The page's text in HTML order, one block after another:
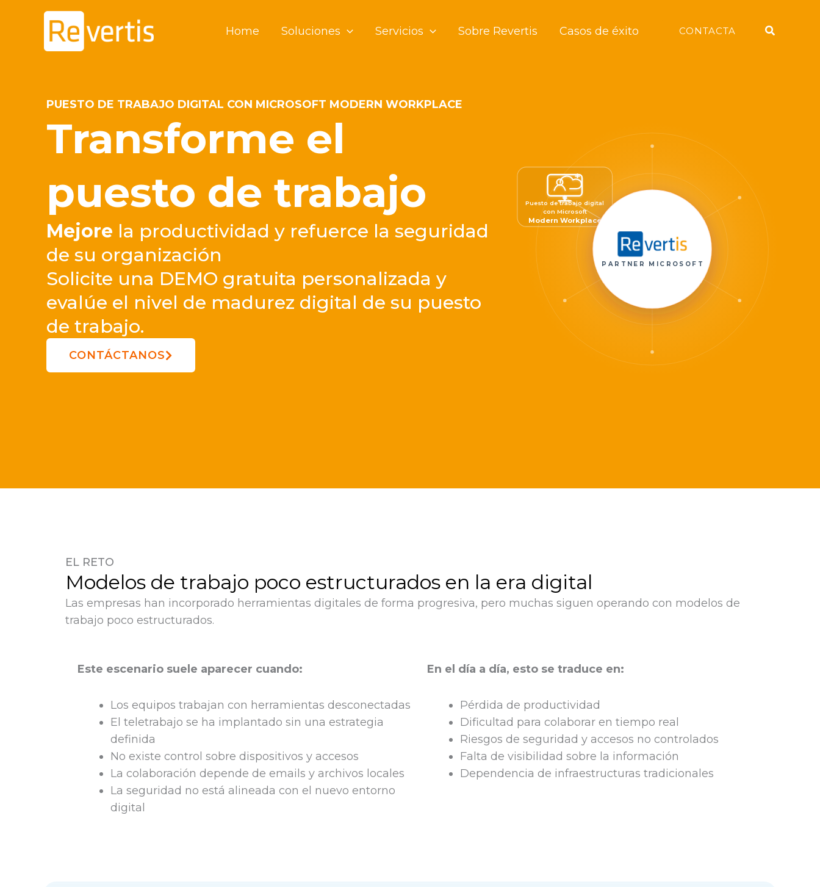
contenido
Home Soluciones Servicios Sobre Revertis Casos de éxito CONTACTA Buscar
PUESTO DE TRABAJO DIGITAL CON MICROSOFT MODERN WORKPLACE
Transforme el
puesto de trabajo
Mejore la productividad y refuerce la seguridad
de su organización
Solicite una DEMO gratuita personalizada y
evalúe el nivel de madurez digital de su puesto
de trabajo.
CONTÁCTANOS
Puesto de trabajo digital
con Microsoft
Modern Workplace
PARTNER MICROSOFT
EL RETO
Modelos de trabajo poco estructurados en la era digital
Las empresas han incorporado herramientas digitales de forma progresiva, pero muchas siguen operando con modelos de
trabajo poco estructurados.
Este escenario suele aparecer cuando:
Los equipos trabajan con herramientas desconectadas
El teletrabajo se ha implantado sin una estrategia
definida
No existe control sobre dispositivos y accesos
La colaboración depende de emails y archivos locales
La seguridad no está alineada con el nuevo entorno
digital
En el día a día, esto se traduce en:
Pérdida de productividad
Dificultad para colaborar en tiempo real
Riesgos de seguridad y accesos no controlados
Falta de visibilidad sobre la información
Dependencia de infraestructuras tradicionales